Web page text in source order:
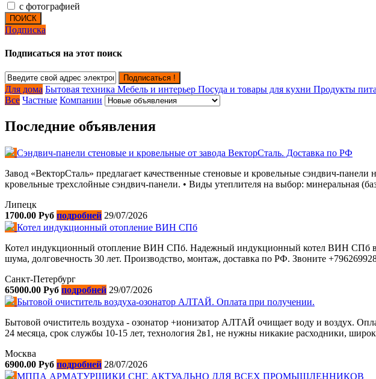
с фотографией
ПОИСК
Подписка
Подписаться на этот поиск
Подписаться !
Для дома Бытовая техника Мебель и интерьер Посуда и товары для кухни Продукты
Все Частные Компании
Последние объявления
Сэндвич-панели стеновые и кровельные от завода ВекторСталь. Доставка по РФ
Завод «ВекторСталь» предлагает качественные стеновые и кровельные сэндвич-
кровельные трехслойные сэндвич-панели. • Виды утеплителя на выбор: минеральная
Липецк
1700.00 Руб подробней 29/07/2026
Котел индукционный отопление ВИН СПб
Котел индукционный отопление ВИН СПб. Надежный индукционный котел ВИН СПб в
шума, долговечность 30 лет. Производство, монтаж, доставка по РФ. Звоните
Санкт-Петербург
65000.00 Руб подробней 29/07/2026
Бытовой очиститель воздуха-озонатор АЛТАЙ. Оплата при получении.
Бытовой очиститель воздуха - озонатор +ионизатор АЛТАЙ очищает воду и воздух.
24 месяца, срок службы 10-15 лет, технология 2в1, не нужны никакие расходники,
Москва
6900.00 Руб подробней 28/07/2026
МППА АРМАТУРЩИКИ СНГ. АКТУАЛЬНО ДЛЯ ВСЕХ ПРОМЫШЛЕННИКОВ